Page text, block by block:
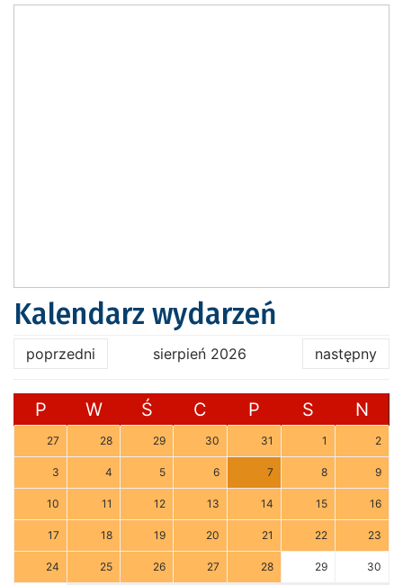
Kalendarz wydarzeń
poprzedni sierpień 2026 następny
P W Ś C P S N
27 28 29 30 31 1 2
3 4 5 6 7 8 9
10 11 12 13 14 15 16
17 18 19 20 21 22 23
24 25 26 27 28 29 30